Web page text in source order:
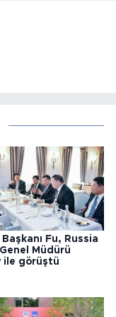
Fu, Russia
Müdürü
ile görüştü